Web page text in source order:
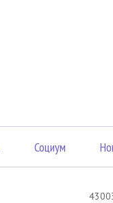
Социум